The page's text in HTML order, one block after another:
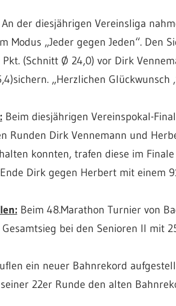
An der diesjährigen Vereinsliga
Modus „Jeder gegen Jeden“. Den
(Schnitt Ø 24,0) vor Dirk
„Herzlichen Glückwunsch
Beim diesjährigen Vereinspokal-
Runden Dirk Vennemann und
konnten, trafen diese im
Dirk gegen Herbert mit einem
Beim 48.Marathon Turnier von
bei den Senioren II mit
ein neuer Bahnrekord
22er Runde den alten